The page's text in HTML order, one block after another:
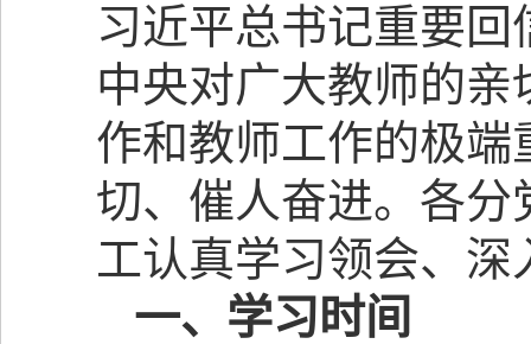
习近平总书记重要回
中央对广大教师的
作和教师工作的极
切、催人奋进。 各分
工认真学习领会、深
一、学习时间